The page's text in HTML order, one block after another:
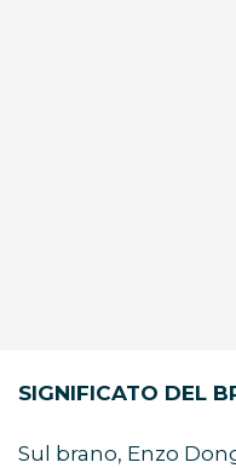
SIGNIFICATO DEL
Sul brano, Enzo